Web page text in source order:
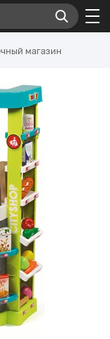
магазин